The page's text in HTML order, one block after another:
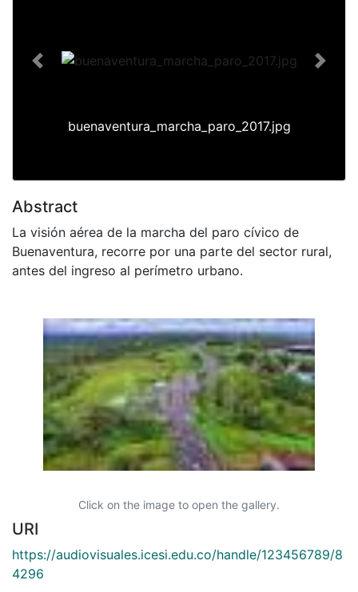
buenaventura_marcha_paro_2017.jpg
Previous Next
Abstract
La visión aérea de la marcha del paro cívico de
Buenaventura, recorre por una parte del sector rural,
antes del ingreso al perímetro urbano.
Click on the image to open the gallery.
URI
https://audiovisuales.icesi.edu.co/handle/123456789/8
4296